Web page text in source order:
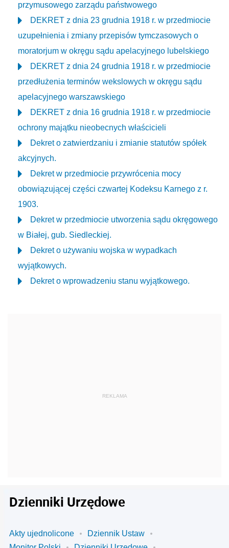
przymusowego zarządu państwowego
DEKRET z dnia 23 grudnia 1918 r. w przedmiocie
uzupełnienia i zmiany przepisów tymczasowych o
moratorjum w okręgu sądu apelacyjnego lubelskiego
DEKRET z dnia 24 grudnia 1918 r. w przedmiocie
przedłużenia terminów wekslowych w okręgu sądu
apelacyjnego warszawskiego
DEKRET z dnia 16 grudnia 1918 r. w przedmiocie
ochrony majątku nieobecnych właścicieli
Dekret o zatwierdzaniu i zmianie statutów spółek
akcyjnych.
Dekret w przedmiocie przywrócenia mocy
obowiązującej części czwartej Kodeksu Karnego z r.
1903.
Dekret w przedmiocie utworzenia sądu okręgowego
w Białej, gub. Siedleckiej.
Dekret o używaniu wojska w wypadkach
wyjątkowych.
Dekret o wprowadzeniu stanu wyjątkowego.
Dzienniki Urzędowe
Akty ujednolicone
Dziennik Ustaw